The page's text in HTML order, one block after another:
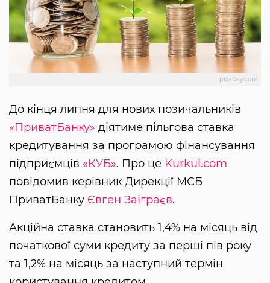
pixabay.com
До кінця липня для нових позичальників
«ПриватБанку» діятиме пільгова ставка
кредитування за програмою фінансування
підприємців «КУБ». Про це Kurkul.com
повідомив керівник Дирекції МСБ
ПриватБанку Євген Заіграєв.
Акційна ставка становить 1,4% на місяць від
початкової суми кредиту за перші пів року
та 1,2% на місяць за наступний термін